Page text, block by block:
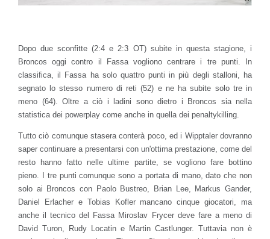
Dopo due sconfitte (2:4 e 2:3 OT) subite in questa stagione, i
Broncos oggi contro il Fassa vogliono centrare i tre punti. In
classifica, il Fassa ha solo quattro punti in più degli stalloni, ha
segnato lo stesso numero di reti (52) e ne ha subite solo tre in
meno (64). Oltre a ciò i ladini sono dietro i Broncos sia nella
statistica dei powerplay come anche in quella dei penaltykilling.
Tutto ciò comunque stasera conterà poco, ed i Wipptaler dovranno
saper continuare a presentarsi con un'ottima prestazione, come del
resto hanno fatto nelle ultime partite, se vogliono fare bottino
pieno. I tre punti comunque sono a portata di mano, dato che non
solo ai Broncos con Paolo Bustreo, Brian Lee, Markus Gander,
Daniel Erlacher e Tobias Kofler mancano cinque giocatori, ma
anche il tecnico del Fassa Miroslav Frycer deve fare a meno di
David Turon, Rudy Locatin e Martin Castlunger. Tuttavia non è